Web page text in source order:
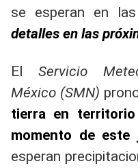
se esperan en
detalles en las
El Servicio
México (SMN)
tierra en territorio
momento de este
esperan